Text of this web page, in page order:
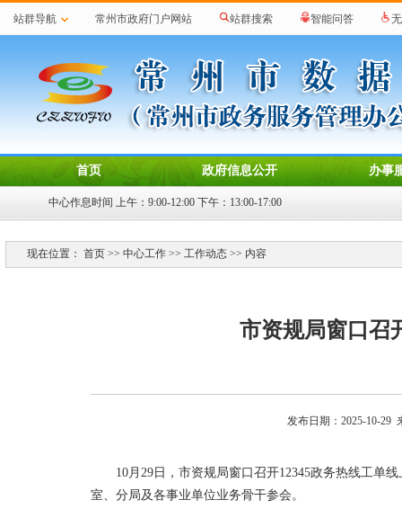
站群导航 常州市政府门户网站 站群搜索 智能问答
首页 政府信息公开 办事
中心作息时间 上午：9:00-12:00 下午：13:00-17:00
现在位置： 首页 >> 中心工作 >> 工作动态 >> 内容
市资规局窗口召
发布日期：2025-10-29
10月29日，市资规局窗口召开12345政务热线工单
室、分局及各事业单位业务骨干参会。